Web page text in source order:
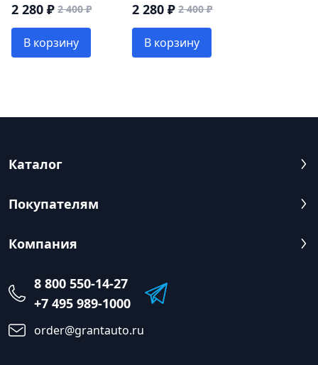
2 280 ₽ 2 400 ₽
В корзину
2 280 ₽ 2 400 ₽
В корзину
Каталог
Покупателям
Компания
8 800 550-14-27
+7 495 989-1000
order@grantauto.ru